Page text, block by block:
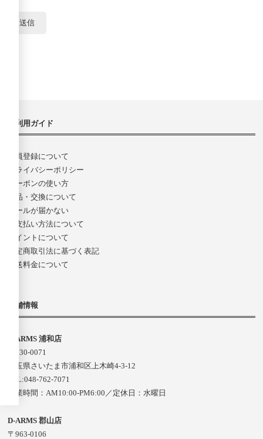
ご利用ガイド
会員登録について
プライバシーポリシー
クーポンの使い方
返品・交換について
メールが届かない
お支払い方法について
ポイントについて
特定商取引法に基づく表記
配送料金について
店舗情報
D-ARMS 浦和店
〒330-0071
埼玉県さいたま市浦和区上木崎4-3-12
TEL:048-762-7071
営業時間：AM10:00-PM6:00／定休日：水曜日
D-ARMS 郡山店
〒963-0106